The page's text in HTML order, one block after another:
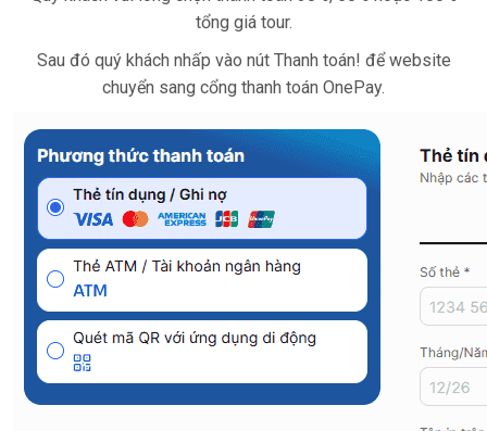
tổng giá tour.
Sau đó quý khách nhấp vào nút Thanh toán! để website
chuyển sang cổng thanh toán OnePay.